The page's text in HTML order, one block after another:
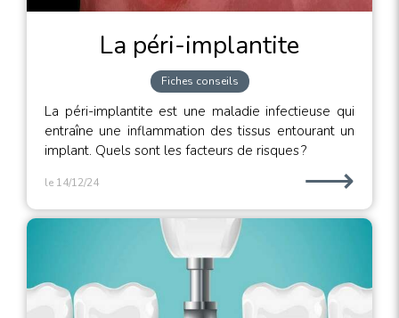
La péri-implantite
Fiches conseils
La péri-implantite est une maladie infectieuse qui
entraîne une inflammation des tissus entourant un
implant. Quels sont les facteurs de risques ?
le 14/12/24 ⟶